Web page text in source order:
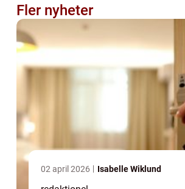
Fler nyheter
02 april 2026 Isabelle Wiklund